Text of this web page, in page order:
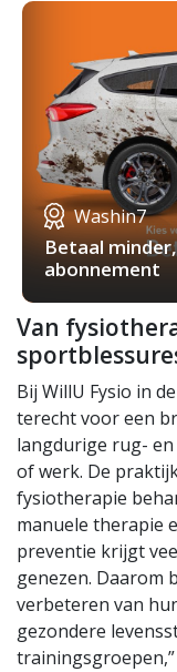
Washin7
Betaal
abonnement
Van
Bij WillU Fysio in
terecht voor een
langdurige rug-
of werk. De
fysiotherapie
manuele therapie
preventie krijgt
genezen. Daarom
verbeteren van
gezondere